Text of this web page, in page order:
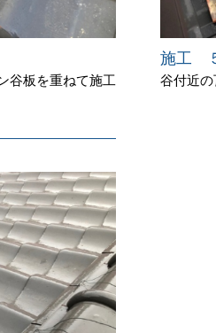
谷板を重ねて施工
施工
谷付近